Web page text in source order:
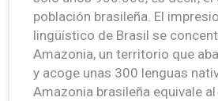
población brasileña. El
lingüístico de Brasil se
Amazonia, un territorio que
y acoge unas 300 lenguas
Amazonia brasileña equivale